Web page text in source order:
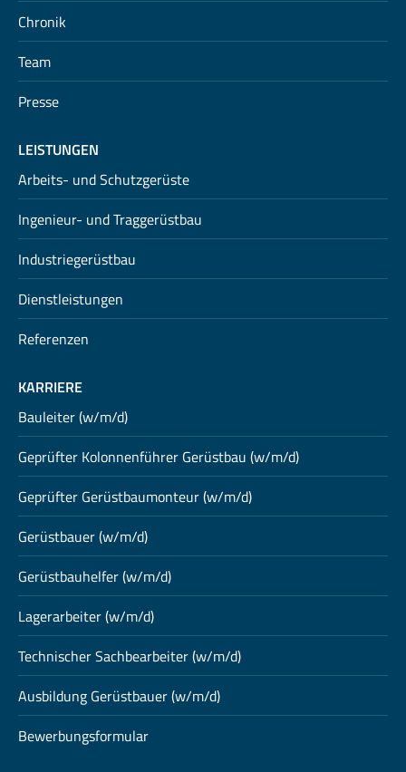
Chronik
Team
Presse
LEISTUNGEN
Arbeits- und Schutzgerüste
Ingenieur- und Traggerüstbau
Industriegerüstbau
Dienstleistungen
Referenzen
KARRIERE
Bauleiter (w/m/d)
Geprüfter Kolonnenführer Gerüstbau (w/m/d)
Geprüfter Gerüstbaumonteur (w/m/d)
Gerüstbauer (w/m/d)
Gerüstbauhelfer (w/m/d)
Lagerarbeiter (w/m/d)
Technischer Sachbearbeiter (w/m/d)
Ausbildung Gerüstbauer (w/m/d)
Bewerbungsformular